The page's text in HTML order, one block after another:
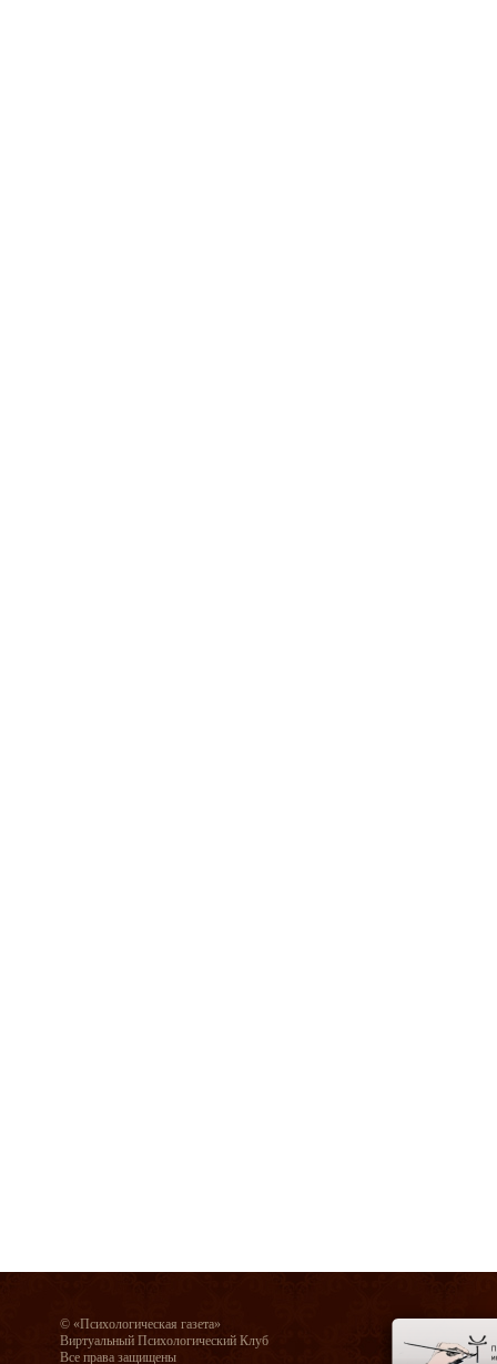
© «Психологическая газета»
Виртуальный Психологический Клуб
Все права защищены